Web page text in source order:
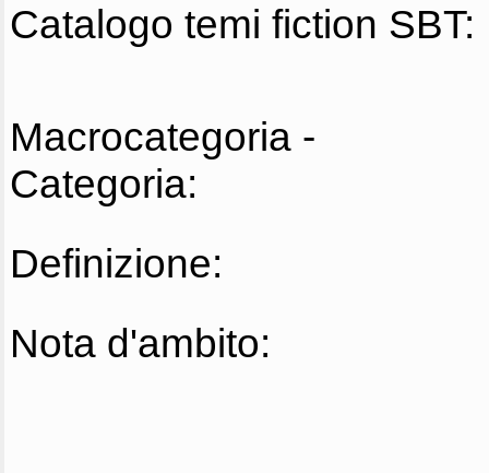
Catalogo temi fiction SBT:
Macrocategoria -
Categoria:
Definizione:
Nota d'ambito: